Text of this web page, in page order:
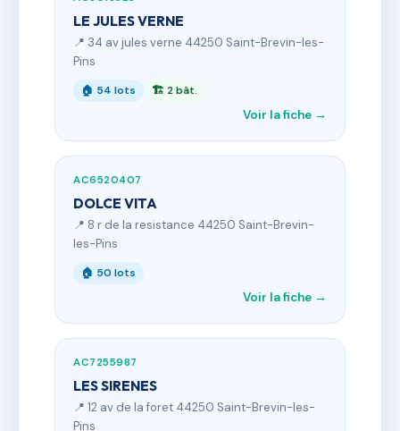
LE JULES VERNE
📍 34 av jules verne 44250 Saint-Brevin-les-
Pins
🏠 54 lots 🏗 2 bât.
Voir la fiche →
AC6520407
DOLCE VITA
📍 8 r de la resistance 44250 Saint-Brevin-
les-Pins
🏠 50 lots
Voir la fiche →
AC7255987
LES SIRENES
📍 12 av de la foret 44250 Saint-Brevin-les-
Pins